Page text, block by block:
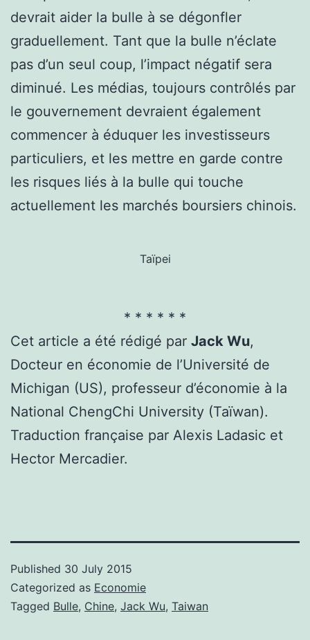
devrait aider la bulle à se dégonfler
graduellement. Tant que la bulle n’éclate
pas d’un seul coup, l’impact négatif sera
diminué. Les médias, toujours contrôlés par
le gouvernement devraient également
commencer à éduquer les investisseurs
particuliers, et les mettre en garde contre
les risques liés à la bulle qui touche
actuellement les marchés boursiers chinois.
Taïpei
* * * * * *
Cet article a été rédigé par Jack Wu,
Docteur en économie de l’Université de
Michigan (US), professeur d’économie à la
National ChengChi University (Taïwan).
Traduction française par Alexis Ladasic et
Hector Mercadier.
Published 30 July 2015
Categorized as Economie
Tagged Bulle, Chine, Jack Wu, Taiwan